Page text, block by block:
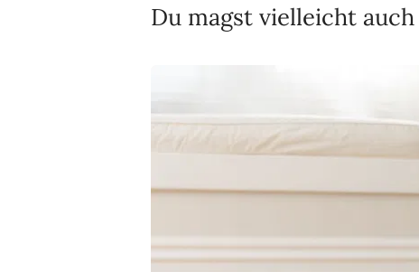
Du magst vielleicht auch